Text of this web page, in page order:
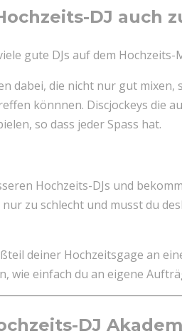
DJ auch
gute DJs auf dem
dabei, die nicht nur gut mixen,
könnnen. Discjockeys die
so dass jeder Spass hat.
Hochzeits-DJs und
zu schlecht und musst du
deiner Hochzeitsgage an
wie einfach du an eigene
DJ